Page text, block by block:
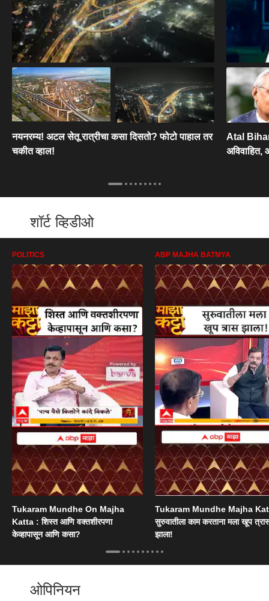
नयनरम्य! अटल सेतू रात्रीचा कसा दिसतो? फोटो पाहाल तर
चकीत व्हाल!
Atal
अविवाहित,
शॉर्ट व्हिडीओ
POLITICS
Tukaram Mundhe On Majha
Katta : शिस्त आणि वक्तशीरपणा
केव्हापासून आणि कसा?
ABP MAJHA BATMYA
Tukaram Mundhe Majha
सुरुवातीला काम करताना मला खूप
झाला!
ओपिनियन